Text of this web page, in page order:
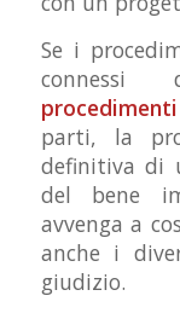
Se i
connessi
parti, la
definitiva di
del bene
avvenga a
anche i
giudizio.